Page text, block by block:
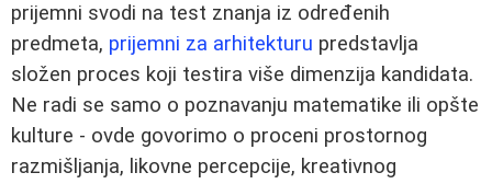
prijemni svodi na test znanja iz određenih
predmeta, prijemni za arhitekturu predstavlja
složen proces koji testira više dimenzija kandidata.
Ne radi se samo o poznavanju matematike ili opšte
kulture - ovde govorimo o proceni prostornog
razmišljanja, likovne percepcije, kreativnog